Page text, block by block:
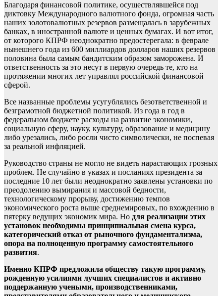
Благодаря финансовой политике, осуществлявшейся под
диктовку Международного валютного фонда, огромная часть
наших золотовалютных резервов размещалась в зарубежных
банках, в иностранной валюте и ценных бумагах. И вот итог,
от которого КПРФ неоднократно предостерегала: в феврале
нынешнего года из 600 миллиардов долларов наших резервов
половина была самым бандитским образом заморожена. И
ответственность за это несут в первую очередь те, кто на
протяжении многих лет управлял российской финансовой
сферой.
Все названные проблемы усугублялись безответственной и
безграмотной бюджетной политикой. Из года в год в
федеральном бюджете расходы на развитие экономики,
социальную сферу, науку, культуру, образование и медицину
либо урезались, либо росли чисто символически, не поспевая
за реальной инфляцией.
Руководство страны не могло не видеть нарастающих грозных
проблем. Не случайно в указах и посланиях президента за
последние 10 лет были неоднократно заявлены установки по
преодолению вымирания и массовой бедности,
технологическому прорыву, достижению темпов
экономического роста выше среднемировых, по вхождению в
пятерку ведущих экономик мира. Но для реализации этих
установок необходимы принципиальная смена курса,
категорический отказ от рыночного фундаментализма,
опора на полноценную программу самостоятельного
развития.
Именно КПРФ предложила обществу такую программу,
рожденную усилиями лучших специалистов и активно
поддержанную учеными, производственниками,